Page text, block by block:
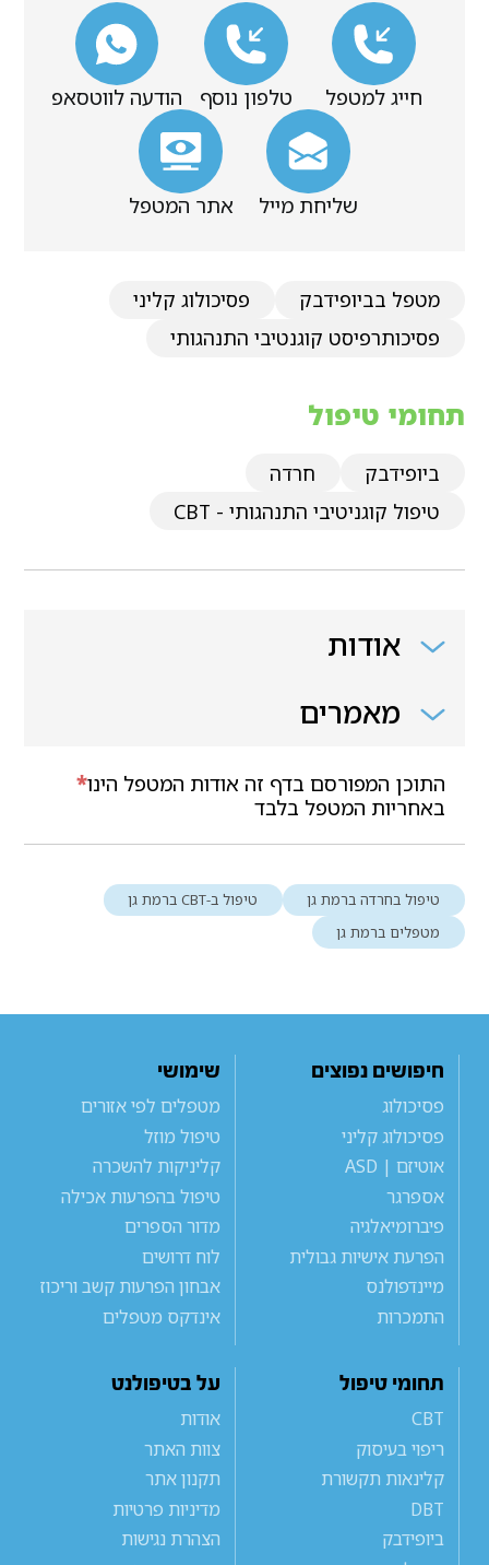
חייג למטפל טלפון נוסף הודעה לווטסאפ
שליחת מייל אתר המטפל
מטפל בביופידבק
פסיכולוג קליני
פסיכותרפיסט קוגנטיבי התנהגותי
תחומי טיפול
ביופידבק
חרדה
טיפול קוגניטיבי התנהגותי - CBT
אודות
מאמרים
*התוכן המפורסם בדף זה אודות המטפל הינו
באחריות המטפל בלבד
טיפול בחרדה ברמת גן
טיפול ב-CBT ברמת גן
מטפלים ברמת גן
חיפושים נפוצים
פסיכולוג
פסיכולוג קליני
אוטיזם | ASD
אספרגר
פיברומיאלגיה
הפרעת אישיות גבולית
מיינדפולנס
התמכרות
שימושי
מטפלים לפי אזורים
טיפול מוזל
קליניקות להשכרה
טיפול בהפרעות אכילה
מדור הספרים
לוח דרושים
אבחון הפרעות קשב וריכוז
אינדקס מטפלים
תחומי טיפול
CBT
ריפוי בעיסוק
קלינאות תקשורת
DBT
ביופידבק
על בטיפולנט
אודות
צוות האתר
תקנון אתר
מדיניות פרטיות
הצהרת נגישות